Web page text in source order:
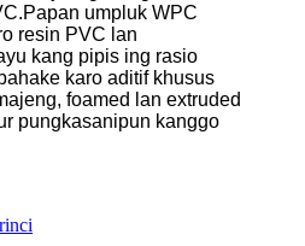
umpluk WPC
resin PVC lan
kang pipis ing rasio
karo aditif khusus
foamed lan extruded
pungkasanipun kanggo
rinci